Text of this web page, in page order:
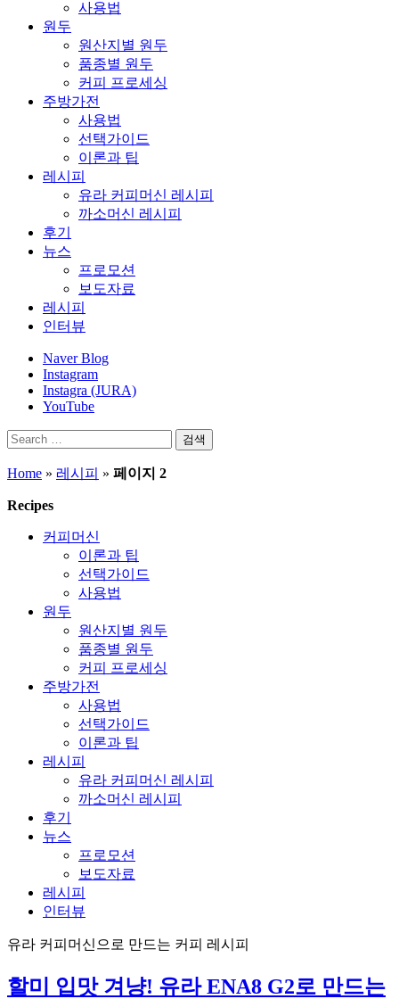
사용법
원두
원산지별 원두
품종별 원두
커피 프로세싱
주방가전
사용법
선택가이드
이론과 팁
레시피
유라 커피머신 레시피
까소머신 레시피
후기
뉴스
프로모션
보도자료
레시피
인터뷰
Naver Blog
Instagram
Instagra (JURA)
YouTube
검
Home » 레시피 » 페이지 2
레
(recipes)
Recipes
커피머신
이론과 팁
선택가이드
사용법
원두
원산지별 원두
품종별 원두
커피 프로세싱
주방가전
사용법
선택가이드
이론과 팁
레시피
유라 커피머신 레시피
까소머신 레시피
후기
뉴스
프로모션
보도자료
레시피
인터뷰
유라 커피머신으로 만드는 커피 레시피
할미 입맛 겨냥! 유라 ENA8 G2로 만드는